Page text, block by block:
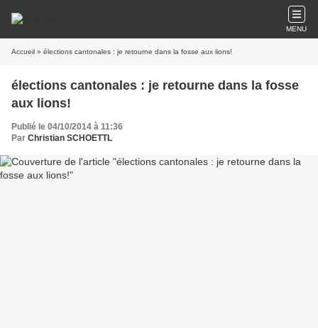
MENU
Accueil » élections cantonales : je retourne dans la fosse aux lions!
élections cantonales : je retourne dans la fosse
aux lions!
Publié le 04/10/2014 à 11:36
Par Christian SCHOETTL